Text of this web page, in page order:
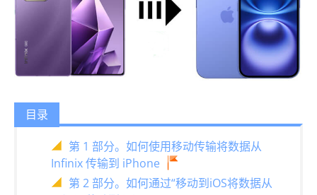
目录
第 1 部分。如何使用移动传输将数据从
Infinix 传输到 iPhone
第 2 部分。如何通过“移动到iOS将数据从